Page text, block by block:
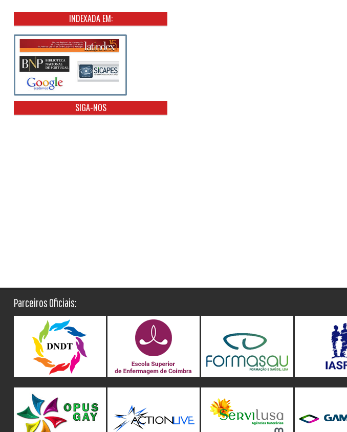
INDEXADA EM:
SIGA-NOS
Parceiros Oficiais: